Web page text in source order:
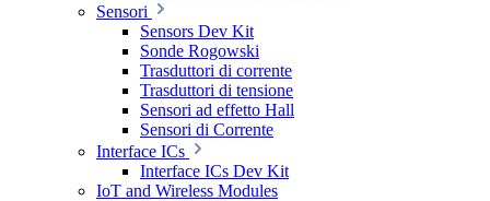
Sensori
Sensors Dev Kit
Sonde Rogowski
Trasduttori di corrente
Trasduttori di tensione
Sensori ad effetto Hall
Sensori di Corrente
Interface ICs
Interface ICs Dev Kit
IoT and Wireless Modules